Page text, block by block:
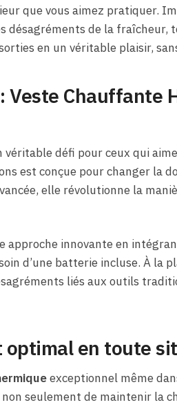
que vous aimez pratiquer.
désagréments de la
en un véritable plaisir,
Veste Chauffante
véritable défi pour ceux qui
est conçue pour changer la
elle révolutionne la
approche innovante en
d’une batterie incluse. À la
liés aux outils
optimal en toute
exceptionnel même
seulement de maintenir la